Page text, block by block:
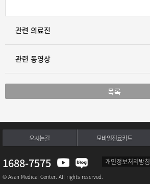
관련 의료진
관련 동영상
목록
오시는길 모바일진료카드
1688-7575 개인정보처리방침
© Asan Medical Center. All rights reserved.